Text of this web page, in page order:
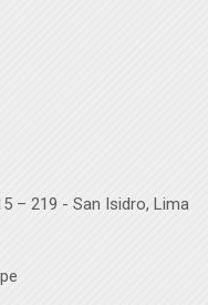
– 219 - San Isidro, Lima